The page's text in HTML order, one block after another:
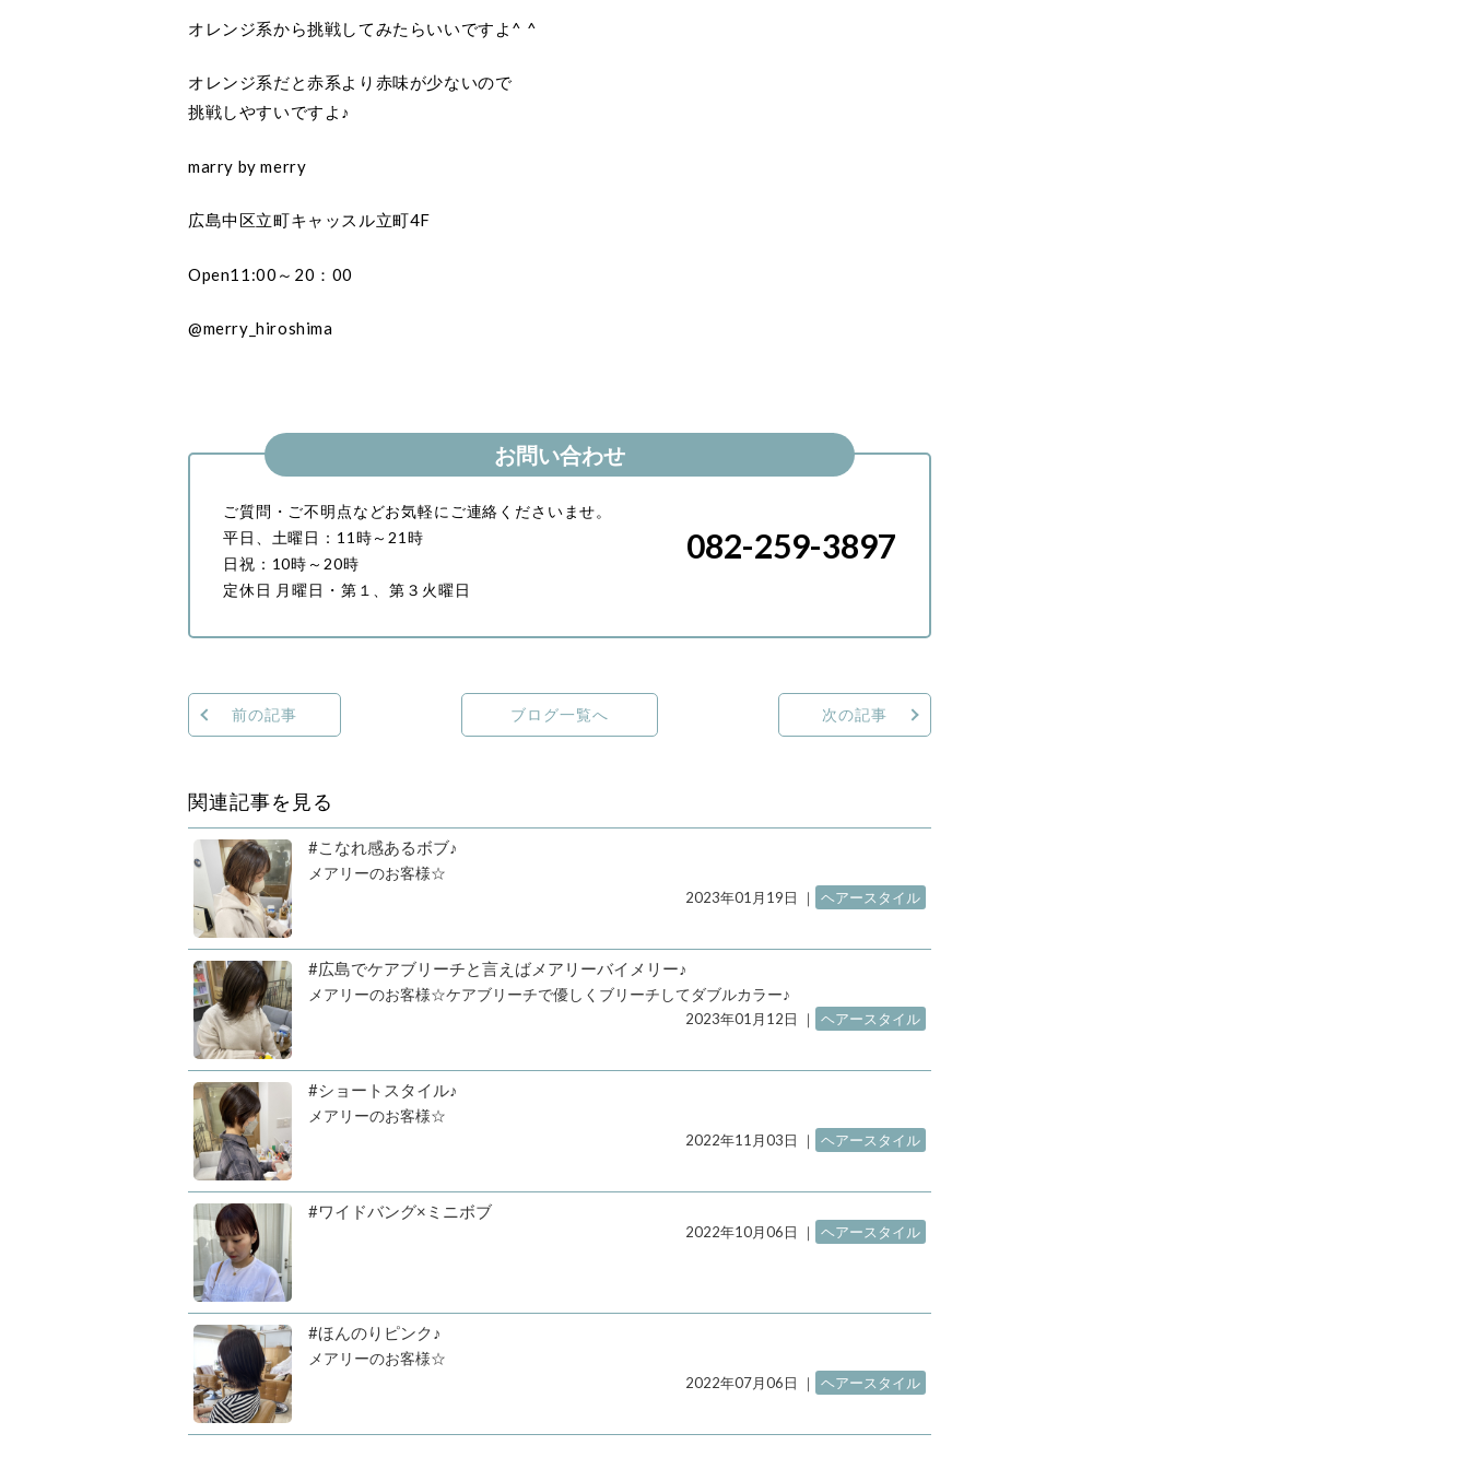
オレンジ系から挑戦してみたらいいですよ^ ^
オレンジ系だと赤系より赤味が少ないので
挑戦しやすいですよ♪
marry by merry
広島中区立町キャッスル立町4F
Open11:00～20：00
@merry_hiroshima
お問い合わせ
ご質問・ご不明点などお気軽にご連絡くださいませ。
平日、土曜日：11時～21時
日祝：10時～20時
定休日 月曜日・第１、第３火曜日
082-259-3897
前の記事 ブログ一覧へ 次の記事
関連記事を見る
#こなれ感あるボブ♪
メアリーのお客様☆
2023年01月19日 ｜ ヘアースタイル
#広島でケアブリーチと言えばメアリーバイメリー♪
メアリーのお客様☆ケアブリーチで優しくブリーチしてダブルカラー♪
2023年01月12日 ｜ ヘアースタイル
#ショートスタイル♪
メアリーのお客様☆
2022年11月03日 ｜ ヘアースタイル
#ワイドバング×ミニボブ
2022年10月06日 ｜ ヘアースタイル
#ほんのりピンク♪
メアリーのお客様☆
2022年07月06日 ｜ ヘアースタイル